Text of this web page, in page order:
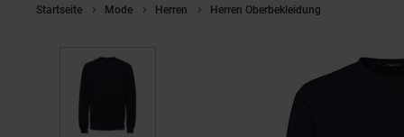
Startseite Mode Herren Herren Oberbekleidung